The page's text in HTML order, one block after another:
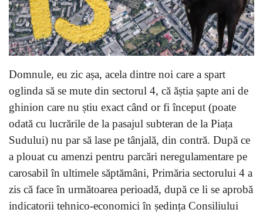
Domnule, eu zic așa, acela dintre noi care a spart
oglinda să se mute din sectorul 4, că ăștia șapte ani de
ghinion care nu știu exact când or fi început (poate
odată cu lucrările de la pasajul subteran de la Piața
Sudului) nu par să lase pe tânjală, din contră. După ce
a plouat cu amenzi pentru parcări neregulamentare pe
carosabil în ultimele săptămâni, Primăria sectorului 4 a
zis că face în următoarea perioadă, după ce li se aprobă
indicatorii tehnico-economici în ședința Consiliului